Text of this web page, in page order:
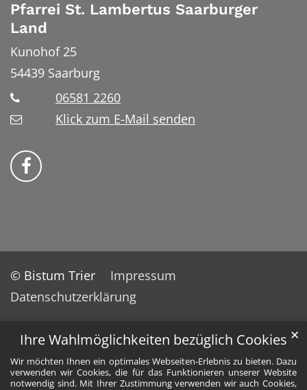
Ihre Wahlmöglichkeiten bezüglich Cookies
Wir möchten Ihnen ein optimales Webseiten-Erlebnis zu bieten. Dazu
verwenden wir Cookies, die für das Funktionieren unserer Website
notwendig sind. Mit Ihrer Zustimmung verwenden wir auch Cookies,
✕
Pfarrei St. Lambertus Saarburger
Land
Kunohof 25
54439 Saarburg
06581 2260
Klick zum E-Mail senden
Bistum Trier auf Facebook
© Bistum Trier
Impressum
Datenschutzerklärung